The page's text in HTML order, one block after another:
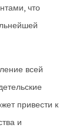
что
всей
привести к
и